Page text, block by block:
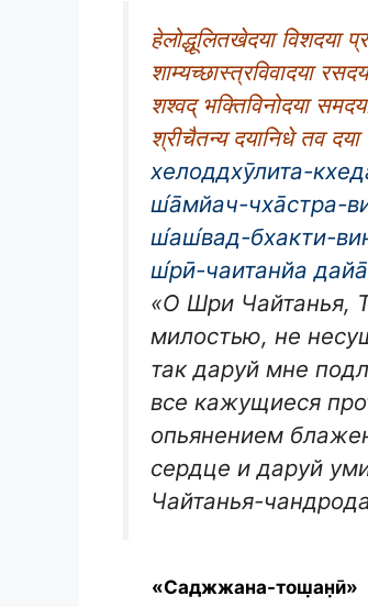
हेलोद्धूलितखेदया विशदया
शाम्यच्छास्त्रविवादया रसदया
शश्वद् भक्तिविनोदया समदया
श्रीचैतन्य दयानिधे तव दया
хелоддхӯлита-
ш́а̄мйач-чха̄стра-
ш́аш́вад-бхакти-
ш́рӣ-чаитанйа
«О Шри Чайтанья,
милостью, не
так даруй мне
все кажущиеся
опьянением
сердце и даруй
Чайтанья-
«Саджжана-тош̣ан̣ӣ»